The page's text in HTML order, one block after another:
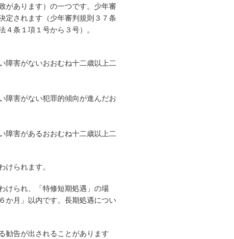
があります）の一つです。少年審
定されます（少年審判規則３７条
条１項１号から３号）。
障害がないおおむね十二歳以上二
障害がない犯罪的傾向が進んだお
障害があるおおむね十二歳以上二
られます。
けられ、「特修短期処遇」の場
か月」以内です。長期処遇につい
勧告が出されることがあります